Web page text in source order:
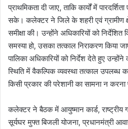
प्राथमिकता दी जाए, ताकि कार्यों में
सके। कलेक्टर ने जिले के शहरी एवं ग्रामीण
समीक्षा की। उन्होंने अधिकारियों को
समस्या हो, उसका तत्काल निराकरण किया
पालिका अधिकारियों को निर्देश देते हुए
स्थिति में वैकल्पिक व्यवस्था तत्काल उपलब्ध
किसी प्रकार की परेशानी का सामना न
कलेक्टर ने बैठक में आयुष्मान कार्ड, राष्ट्रीय
सूर्यघर मुफ्त बिजली योजना, प्रधानमंत्री